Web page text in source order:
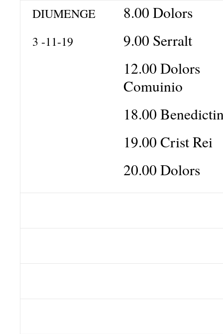
DIUMENGE
3 -11-19
8.00 Dolors
9.00 Serralt
12.00 Dolors
Comuinio
18.00
19.00 Crist Rei
20.00 Dolors